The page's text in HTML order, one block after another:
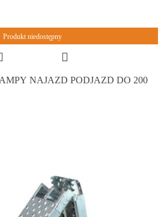
Produkt niedostępny
NAJAZD PODJAZD DO 200